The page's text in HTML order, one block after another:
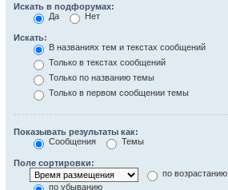
Искать в подфорумах:
Да
Нет
Искать:
В названиях тем и текстах сообщений
Только в текстах сообщений
Только по названию темы
Только в первом сообщении темы
Показывать результаты как:
Сообщения
Темы
Поле сортировки:
по возрастанию
по убыванию